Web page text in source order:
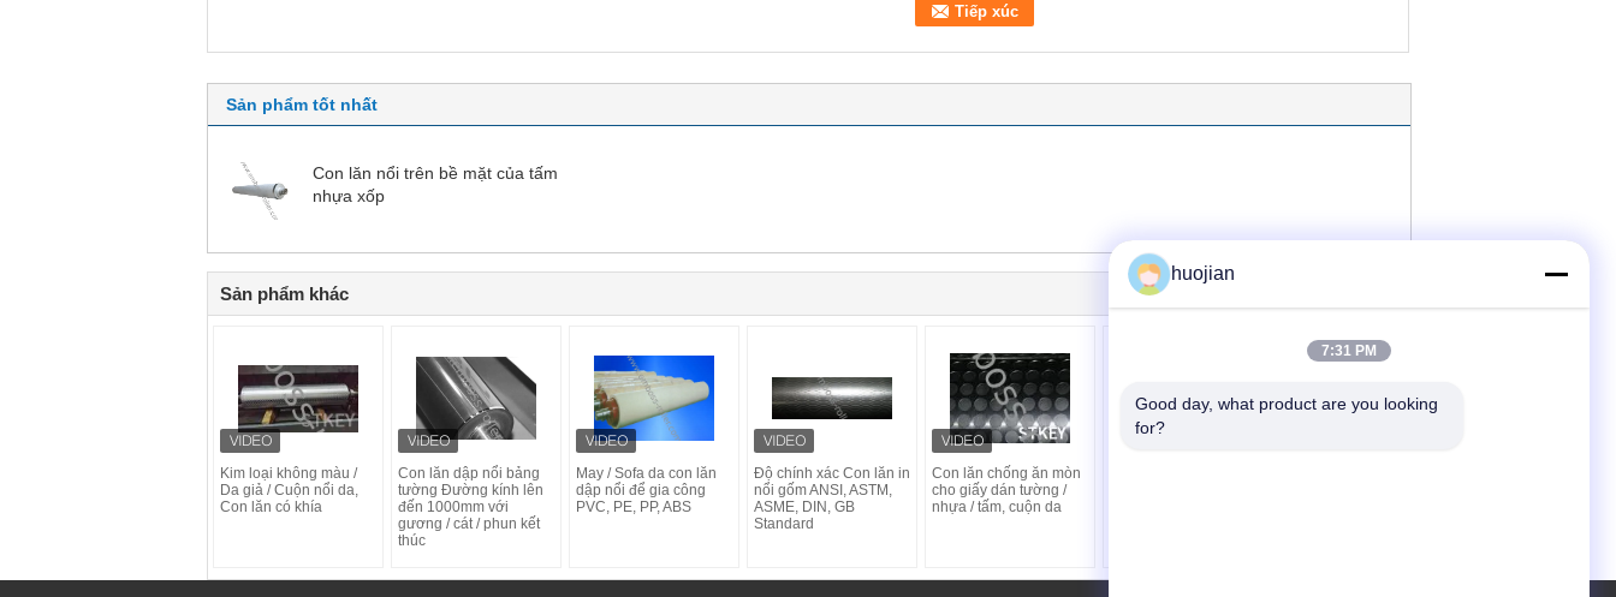
Sản phẩm tốt nhất
Con lăn nổi trên bề mặt của tấm
nhựa xốp
Sản phẩm khác
Kim loại không màu /
Da giả / Cuộn nổi da,
Con lăn có khía
Con lăn dập nổi bảng
tường Đường kính lên
đến 1000mm với
gương / cát / phun kết
thúc
May / Sofa da con lăn
dập nổi để gia công
PVC, PE, PP, ABS
Độ chính xác Con lăn in
nổi gốm ANSI, ASTM,
ASME, DIN, GB
Standard
Con lăn chống ăn mòn
cho giấy dán tường /
nhựa / tấm, cuộn da
huojian
7:31 PM
Good day, what product are you looking
for?